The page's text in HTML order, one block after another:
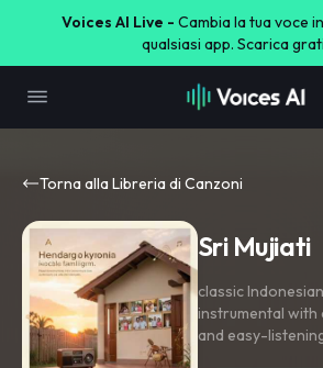
Voices AI Live - Cambia la tua voce
qualsiasi app. Scarica
Torna alla Libreria di Canzoni
Sri Mujiati
classic
instrumental with
and easy-